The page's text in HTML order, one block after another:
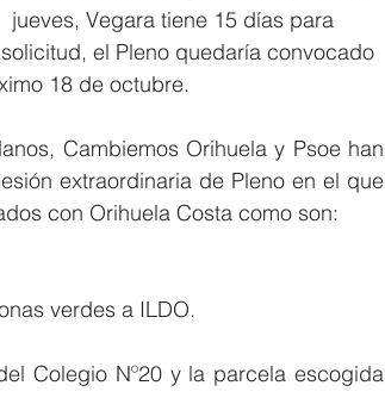
jueves, Vegara tiene 15 días para
el Pleno quedaría convocado
18 de octubre.
Cambiemos Orihuela y Psoe han
extraordinaria de Pleno en el que
con Orihuela Costa como son:
verdes a ILDO.
Colegio Nº20 y la parcela escogida